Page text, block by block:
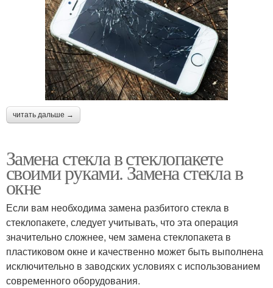
читать дальше →
Замена стекла в стеклопакете
своими руками. Замена стекла в
окне
Если вам необходима замена разбитого стекла в
стеклопакете, следует учитывать, что эта операция
значительно сложнее, чем замена стеклопакета в
пластиковом окне и качественно может быть выполнена
исключительно в заводских условиях с использованием
современного оборудования.